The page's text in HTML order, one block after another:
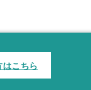
こちら